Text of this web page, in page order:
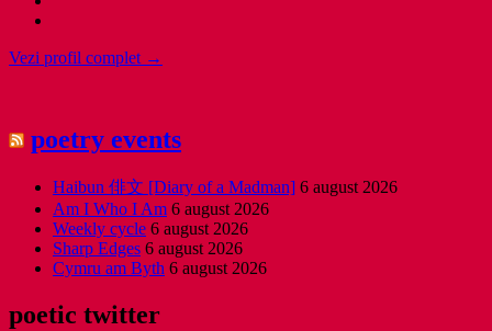
Vezi profil complet →
poetry events
Haibun 俳文 [Diary of a Madman] 6 august 2026
Am I Who I Am 6 august 2026
Weekly cycle 6 august 2026
Sharp Edges 6 august 2026
Cymru am Byth 6 august 2026
poetic twitter